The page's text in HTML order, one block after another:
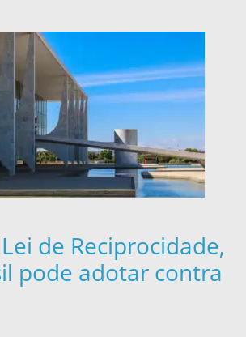
de Reciprocidade,
pode adotar contra